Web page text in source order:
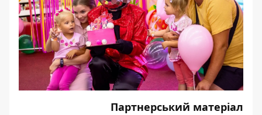
Партнерський матеріал